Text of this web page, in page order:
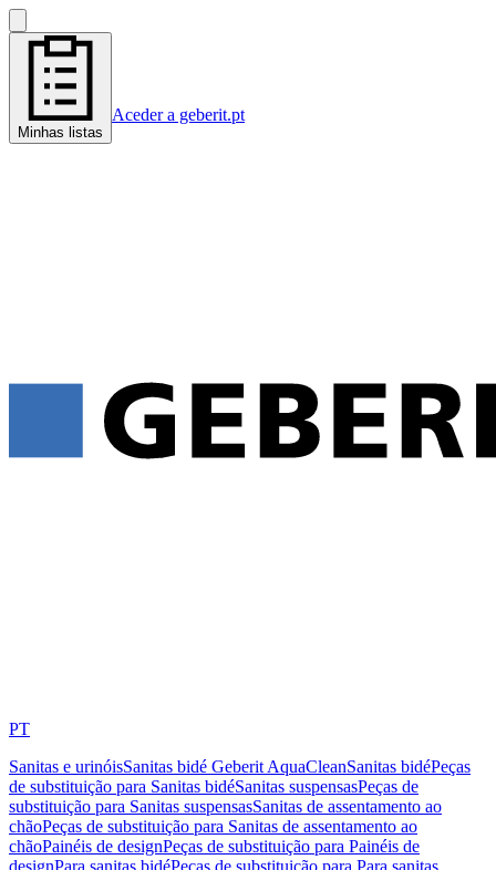
Minhas listas
Aceder a geberit.pt
PT
Sanitas e urinóisSanitas bidé Geberit AquaCleanSanitas bidéPeças
de substituição para Sanitas bidéSanitas suspensasPeças de
substituição para Sanitas suspensasSanitas de assentamento ao
chãoPeças de substituição para Sanitas de assentamento ao
chãoPainéis de designPeças de substituição para Painéis de
designPara sanitas bidéPeças de substituição para Para sanitas